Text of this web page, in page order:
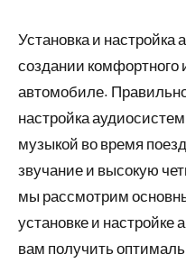
Установка и настройка
создании комфортного
автомобиле.
настройка
музыкой во время
звучание и высокую
мы рассмотрим
установке и настройке
вам получить